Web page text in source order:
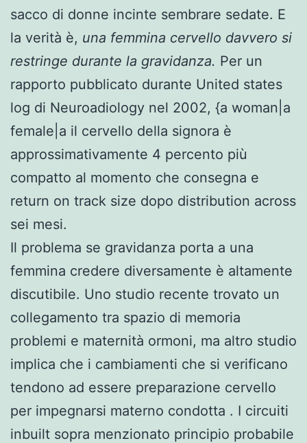
sacco di donne incinte sembrare sedate. E
la verità è, una femmina cervello davvero si
restringe durante la gravidanza. Per un
rapporto pubblicato durante United states
log di Neuroadiology nel 2002, {a woman|a
female|a il cervello della signora è
approssimativamente 4 percento più
compatto al momento che consegna e
return on track size dopo distribution across
sei mesi.
Il problema se gravidanza porta a una
femmina credere diversamente è altamente
discutibile. Uno studio recente trovato un
collegamento tra spazio di memoria
problemi e maternità ormoni, ma altro studio
implica che i cambiamenti che si verificano
tendono ad essere preparazione cervello
per impegnarsi materno condotta . I circuiti
inbuilt sopra menzionato principio probabile